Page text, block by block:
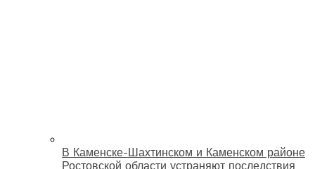
В Каменске-Шахтинском и Каменском районе
Ростовской области устраняют последствия